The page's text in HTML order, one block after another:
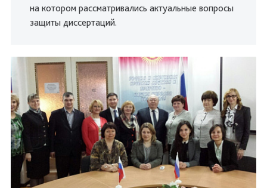
на котором рассматривались актуальные вопросы
защиты диссертаций.